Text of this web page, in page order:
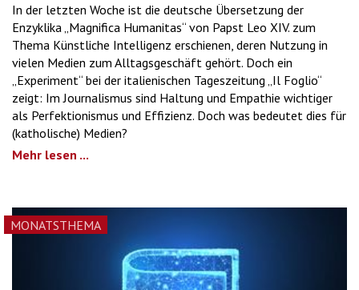
In der letzten Woche ist die deutsche Übersetzung der
Enzyklika „Magnifica Humanitas“ von Papst Leo XIV. zum
Thema Künstliche Intelligenz erschienen, deren Nutzung in
vielen Medien zum Alltagsgeschäft gehört. Doch ein
„Experiment“ bei der italienischen Tageszeitung „Il Foglio“
zeigt: Im Journalismus sind Haltung und Empathie wichtiger
als Perfektionismus und Effizienz. Doch was bedeutet dies für
(katholische) Medien?
Mehr lesen ...
MONATSTHEMA